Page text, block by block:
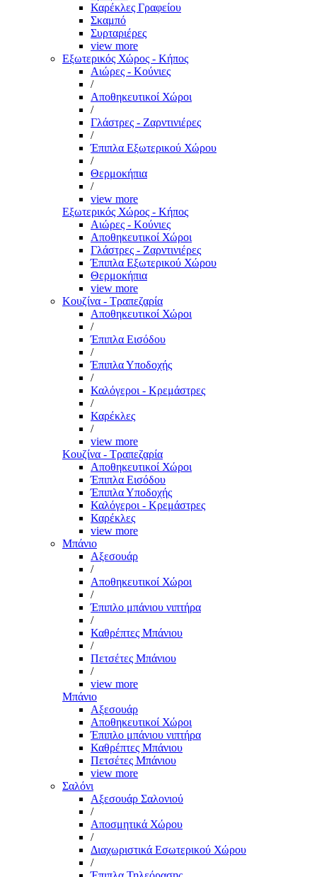
Καρέκλες Γραφείου
Σκαμπό
Συρταριέρες
view more
Εξωτερικός Χώρος - Κήπος
Αιώρες - Κούνιες
/
Αποθηκευτικοί Χώροι
/
Γλάστρες - Ζαρντινιέρες
/
Έπιπλα Εξωτερικού Χώρου
/
Θερμοκήπια
/
view more
Εξωτερικός Χώρος - Κήπος
Αιώρες - Κούνιες
Αποθηκευτικοί Χώροι
Γλάστρες - Ζαρντινιέρες
Έπιπλα Εξωτερικού Χώρου
Θερμοκήπια
view more
Κουζίνα - Τραπεζαρία
Αποθηκευτικοί Χώροι
/
Έπιπλα Εισόδου
/
Έπιπλα Υποδοχής
/
Καλόγεροι - Κρεμάστρες
/
Καρέκλες
/
view more
Κουζίνα - Τραπεζαρία
Αποθηκευτικοί Χώροι
Έπιπλα Εισόδου
Έπιπλα Υποδοχής
Καλόγεροι - Κρεμάστρες
Καρέκλες
view more
Μπάνιο
Αξεσουάρ
/
Αποθηκευτικοί Χώροι
/
Έπιπλο μπάνιου νιπτήρα
/
Καθρέπτες Μπάνιου
/
Πετσέτες Μπάνιου
/
view more
Μπάνιο
Αξεσουάρ
Αποθηκευτικοί Χώροι
Έπιπλο μπάνιου νιπτήρα
Καθρέπτες Μπάνιου
Πετσέτες Μπάνιου
view more
Σαλόνι
Αξεσουάρ Σαλονιού
/
Αποσμητικά Χώρου
/
Διαχωριστικά Εσωτερικού Χώρου
/